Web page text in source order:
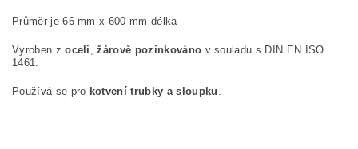
Průměr je 66 mm x 600 mm délka
Vyroben zoceli ,žárově pozinkováno v souladu s DIN EN ISO
1461.
Používá se pro kotvení trubky a sloupku .